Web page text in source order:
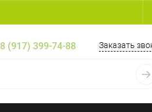
8 (917) 399-74-88 Заказать